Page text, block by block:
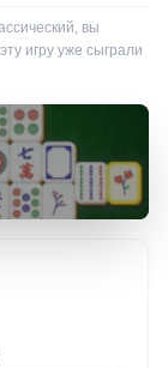
вы
игру уже сыграли